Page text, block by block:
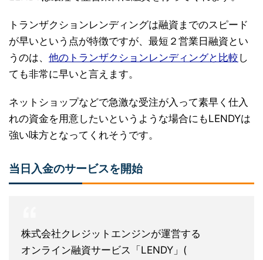
トランザクションレンディングは融資までのスピード
が早いという点が特徴ですが、最短２営業日融資とい
うのは、 他のトランザクションレンディングと比較 し
ても非常に早いと言えます。
ネットショップなどで急激な受注が入って素早く仕入
れの資金を用意したいというような場合にもLENDYは
強い味方となってくれそうです。
当日入金のサービスを開始
株式会社クレジットエンジンが運営する
オンライン融資サービス「LENDY」(